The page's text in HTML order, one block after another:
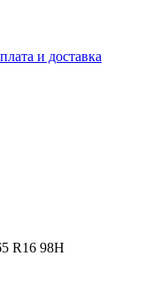
и доставка
R16 98H